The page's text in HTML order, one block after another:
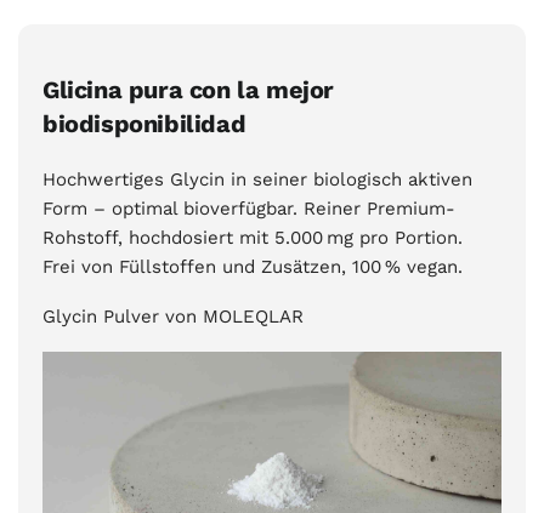
Glicina pura con la mejor
biodisponibilidad
Hochwertiges Glycin in seiner biologisch aktiven
Form – optimal bioverfügbar. Reiner Premium-
Rohstoff, hochdosiert mit 5.000 mg pro Portion.
Frei von Füllstoffen und Zusätzen, 100 % vegan.
Glycin Pulver von MOLEQLAR